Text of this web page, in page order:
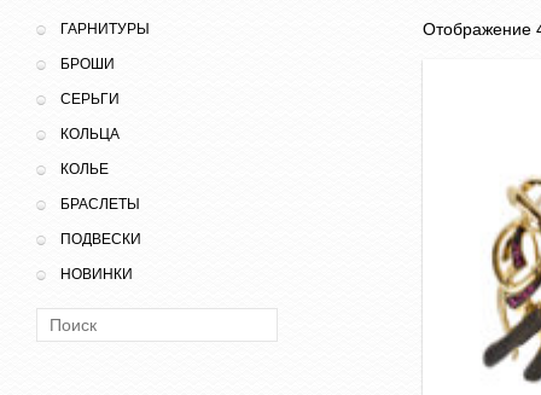
ГАРНИТУРЫ
БРОШИ
СЕРЬГИ
КОЛЬЦА
КОЛЬЕ
БРАСЛЕТЫ
ПОДВЕСКИ
НОВИНКИ
Поиск:
Отображение